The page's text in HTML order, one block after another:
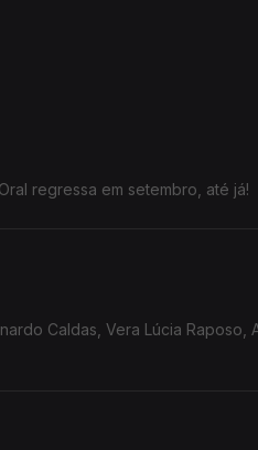
regressa em setembro, até já!
Caldas, Vera Lúcia Raposo,